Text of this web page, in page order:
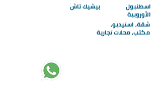
بيشيك تاش اسطنبول
الأوروبية
شقة, استيديو,
مكتب, محلات تجارية